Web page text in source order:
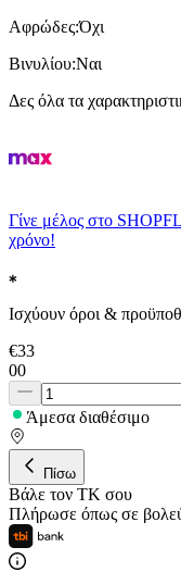
Αφρώδες:Όχι
Βινυλίου:Ναι
Δες όλα τα
Γίνε μέλος στο
χρόνο!
Ισχύουν όροι &
€33
00
Άμεσα διαθέσιμο
Πίσω
Βάλε τον ΤΚ σου
Πλήρωσε όπως σε